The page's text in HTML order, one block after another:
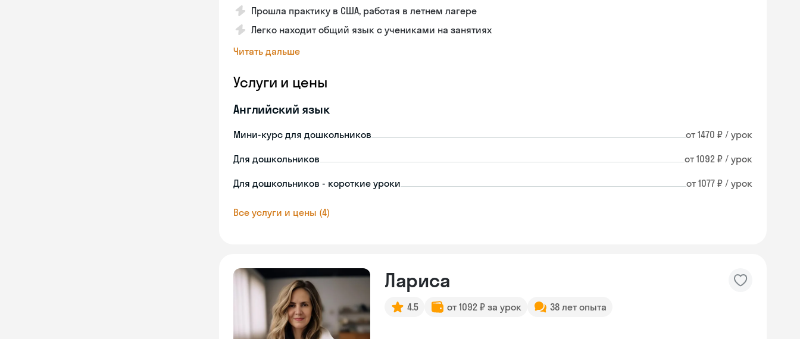
Прошла практику в США, работая в летнем лагере
Легко находит общий язык с учениками на занятиях
Читать дальше
Услуги и цены
Английский язык
Мини-курс для дошкольников от 1470 ₽ / урок
Для дошкольников от 1092 ₽ / урок
Для дошкольников - короткие уроки от 1077 ₽ / урок
Все услуги и цены (4)
Лариса
4.5 от 1092 ₽ за урок 38 лет опыта